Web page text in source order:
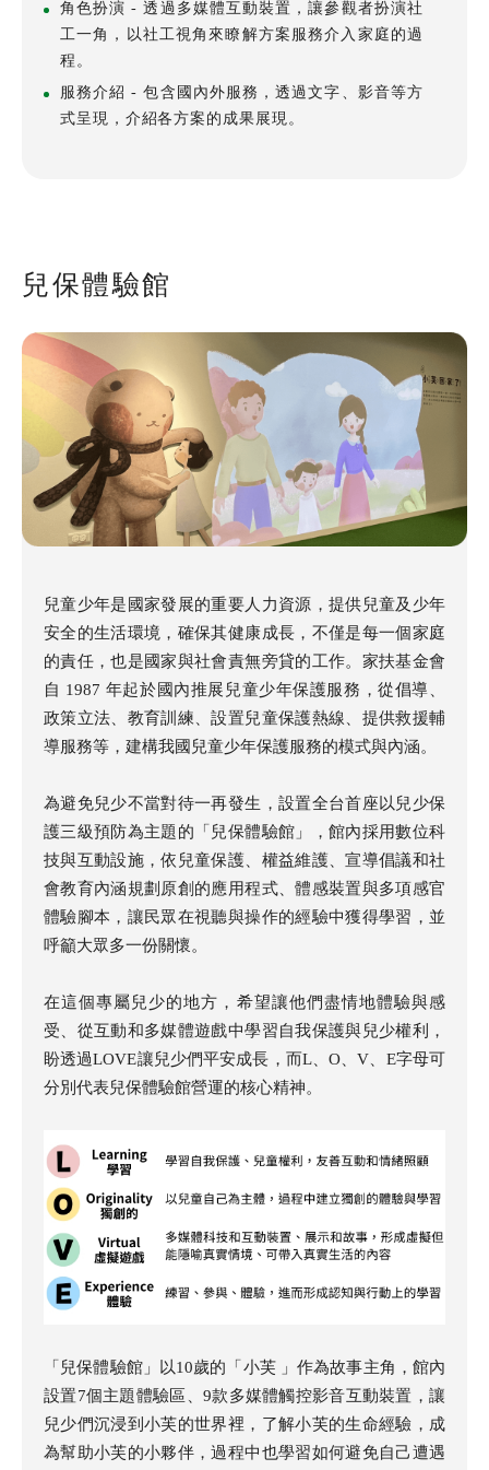
用愛包圍 公益 義賣品
無窮 兒童保護 認養
角色扮演 - 透過多媒體互動裝置，讓參觀者扮演社
工一角，以社工視角來瞭解方案服務介入家庭的過
程。
服務介紹 - 包含國內外服務，透過文字、影音等方
式呈現，介紹各方案的成果展現。
兒保體驗館
兒童少年是國家發展的重要人力資源，提供兒童及少年
安全的生活環境，確保其健康成長，不僅是每一個家庭
的責任，也是國家與社會責無旁貸的工作。家扶基金會
自 1987 年起於國內推展兒童少年保護服務，從倡導、
政策立法、教育訓練、設置兒童保護熱線、提供救援輔
導服務等，建構我國兒童少年保護服務的模式與內涵。
為避免兒少不當對待一再發生，設置全台首座以兒少保
護三級預防為主題的「兒保體驗館」，館內採用數位科
技與互動設施，依兒童保護、權益維護、宣導倡議和社
會教育內涵規劃原創的應用程式、體感裝置與多項感官
體驗腳本，讓民眾在視聽與操作的經驗中獲得學習，並
呼籲大眾多一份關懷。
在這個專屬兒少的地方，希望讓他們盡情地體驗與感
受、從互動和多媒體遊戲中學習自我保護與兒少權利，
盼透過LOVE讓兒少們平安成長，而L、O、V、E字母可
分別代表兒保體驗館營運的核心精神。
「兒保體驗館」以10歲的「小芙 」作為故事主角，館內
設置7個主題體驗區、9款多媒體觸控影音互動裝置，讓
兒少們沉浸到小芙的世界裡，了解小芙的生命經驗，成
為幫助小芙的小夥伴，過程中也學習如何避免自己遭遇